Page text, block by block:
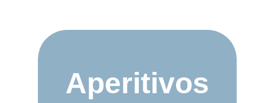
Aperitivos